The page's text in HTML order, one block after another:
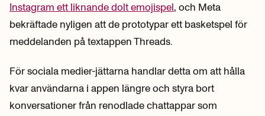
Instagram ett liknande dolt emojispel, och Meta
bekräftade nyligen att de prototypar ett basketspel för
meddelanden på textappen Threads.
För sociala medier-jättarna handlar detta om att hålla
kvar användarna i appen längre och styra bort
konversationer från renodlade chattappar som